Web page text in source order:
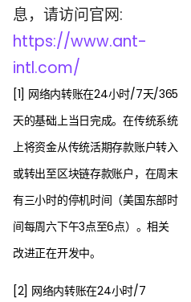
息，请访问官网:
https://www.ant-
intl.com/
[1] 网络内转账在24小时/7天/365
天的基础上当日完成。在传统系统
上将资金从传统活期存款账户转入
或转出至区块链存款账户，在周末
有三小时的停机时间（美国东部时
间每周六下午3点至6点）。相关
改进正在开发中。
[2] 网络内转账在24小时/7